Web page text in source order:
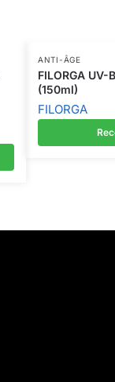
ANTI-ÂGE
FILORGA
(150ml)
FILORGA